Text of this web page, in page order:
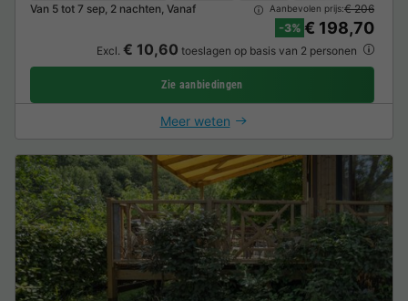
Van 5 tot 7 sep, 2 nachten, Vanaf
Aanbevolen prijs:€ 206
-3% € 198,70
Excl. € 10,60 toeslagen op basis van 2 personen
Zie aanbiedingen
Meer weten